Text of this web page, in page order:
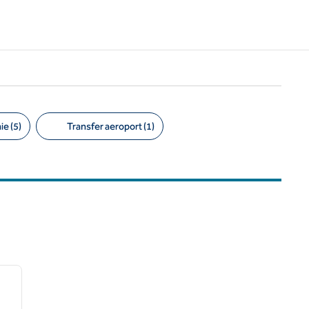
(5) Transfer aeroport (1)
imaginea următoare